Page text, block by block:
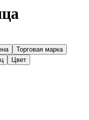
Торговая марка
Цвет